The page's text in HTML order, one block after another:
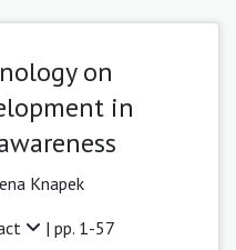
on
in
Knapek
| pp. 1-57